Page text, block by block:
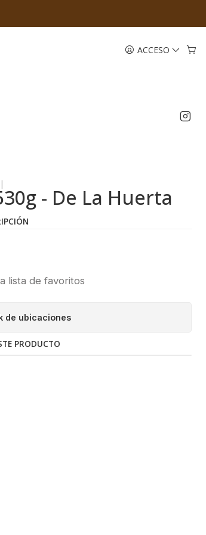
ACCESO
|
- De La Huerta
lista de favoritos
de ubicaciones
PRODUCTO